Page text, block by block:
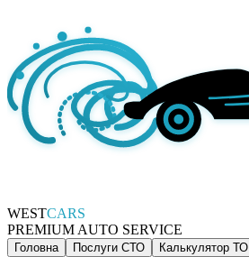
WESTCARS
PREMIUM AUTO SERVICE
Головна Послуги СТО Калькулятор ТО